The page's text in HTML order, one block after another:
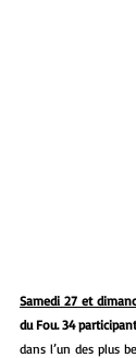
Samedi 27 et
du Fou. 34
dans l’un des plus